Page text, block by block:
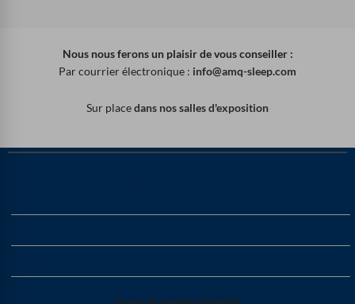
Nous nous ferons un plaisir de vous conseiller :
Par courrier électronique : info@amq-sleep.com
Sur placedans nos salles d'exposition